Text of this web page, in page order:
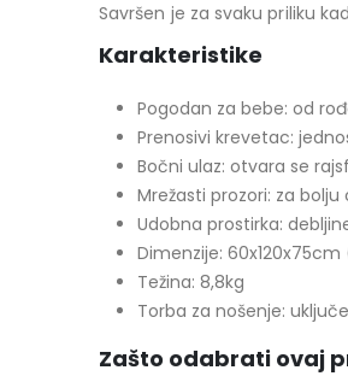
Savršen je za svaku priliku
Karakteristike
Pogodan za bebe: od
Prenosivi krevetac:
Bočni ulaz: otvara se
Mrežasti prozori: za
Udobna prostirka:
Dimenzije:
Težina: 8,8kg
Torba za nošenje:
Zašto odabrati ovaj